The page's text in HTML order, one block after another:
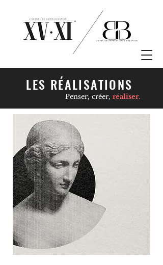
LES RÉALISATIONS
Penser, créer, réaliser.